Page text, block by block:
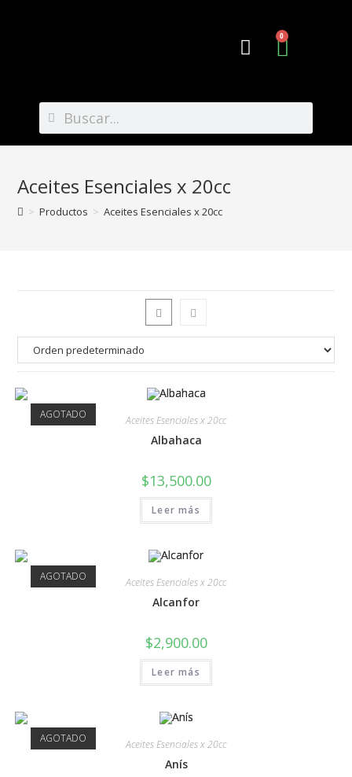
0
Aceites Esenciales x 20cc
> Productos > Aceites Esenciales x 20cc
AGOTADO Aceites Esenciales x 20cc
Albahaca
$13,500.00
Leer más
AGOTADO Aceites Esenciales x 20cc
Alcanfor
$2,900.00
Leer más
AGOTADO Aceites Esenciales x 20cc
Anís